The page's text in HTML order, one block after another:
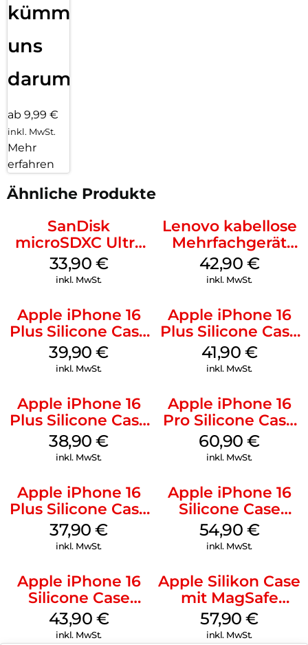
kümmern
uns
darum!
ab 9,99 €
inkl. MwSt.
Mehr
erfahren
Ähnliche Produkte
SanDisk
microSDXC Ultra
128 GB + Adapter
Mobile
33,90 €
inkl. MwSt.
Lenovo kabellose
Mehrfachgerät
Luna Grey
42,90 €
inkl. MwSt.
Apple iPhone 16
Plus Silicone Case
MagSafe Plum
39,90€
inkl. MwSt.
Apple iPhone 16
Plus Silicone Case
MagSafe Stone
Gray
41,90 €
inkl. MwSt.
Apple iPhone 16
Plus Silicone Case
MagSafe Denim
38,90€
inkl. MwSt.
Apple iPhone 16
Pro Silicone Case
MagSafe Stone
Gray
60,90€
inkl. MwSt.
Apple iPhone 16
Plus Silicone Case
MagSafe Lake
Green
37,90€
inkl. MwSt.
Apple iPhone 16
Silicone Case
MagSafe Black
54,90 €
inkl. MwSt.
Apple iPhone 16
Silicone Case
MagSafe Plum
43,90 €
inkl. MwSt.
Apple Silikon Case
mit MagSafe
iPhone 14 Pro
(PRODUCT)RED
57,90€
inkl. MwSt.